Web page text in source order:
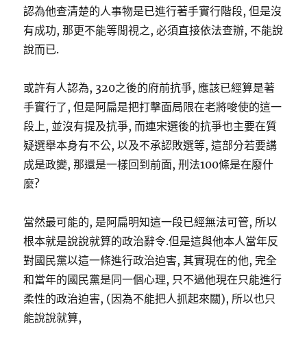
認為他查清楚的人事物是已進行著手實行階段, 但是沒
有成功, 那更不能等閒視之, 必須直接依法查辦, 不能說
說而已.
或許有人認為, 320之後的府前抗爭, 應該已經算是著
手實行了, 但是阿扁是把打擊面局限在老將唆使的這一
段上, 並沒有提及抗爭, 而連宋選後的抗爭也主要在質
疑選舉本身有不公, 以及不承認敗選等, 這部分若要講
成是政變, 那還是一樣回到前面, 刑法100條是在廢什
麼?
當然最可能的, 是阿扁明知這一段已經無法可管, 所以
根本就是說說就算的政治辭令.但是這與他本人當年反
對國民黨以這一條進行政治迫害, 其實現在的他, 完全
和當年的國民黨是同一個心理, 只不過他現在只能進行
柔性的政治迫害, (因為不能把人抓起來關), 所以也只
能說說就算,